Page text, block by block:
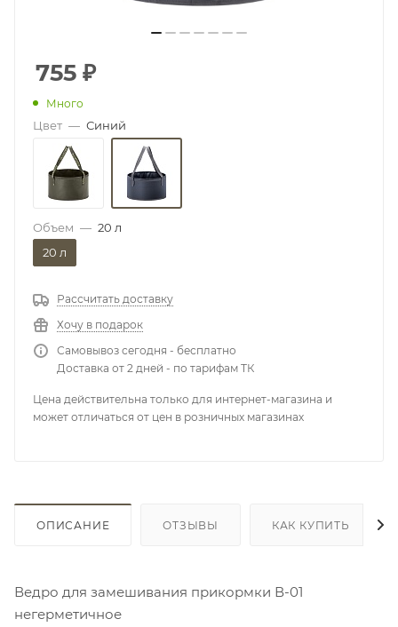
755 ₽
Много
Цвет — Синий
Объем — 20 л
20 л
Рассчитать доставку
Хочу в подарок
Самовывоз сегодня - бесплатно
Доставка от 2 дней - по тарифам ТК
Цена действительна только для интернет-магазина и
может отличаться от цен в розничных магазинах
ОПИСАНИЕ ОТЗЫВЫ КАК КУПИТЬ
Ведро для замешивания прикормки В-01
негерметичное